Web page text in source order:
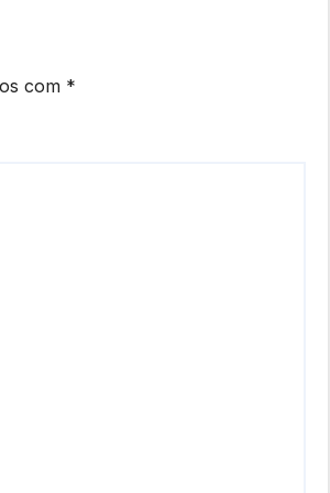
com *